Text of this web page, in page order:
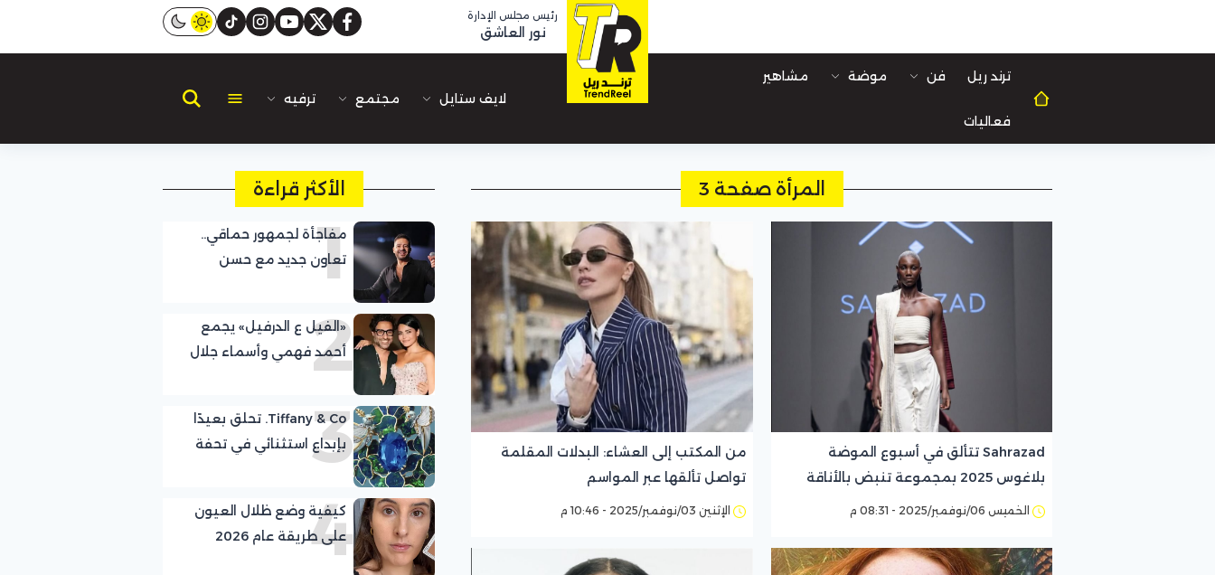
رئيس مجلس الإدارة
نور العاشق facebook
twitter
youtube
instagram
tiktok
ترند ريل فن موضة مشاهير
فعاليات
لايف ستايل مجتمع ترفيه
المرأة صفحة 3
Sahrazad تتألق في أسبوع الموضة
بلاغوس 2025 بمجموعة تنبض بالأناقة
والأنوثة الراقية
الخميس 06/نوفمبر/2025 - 08:31 م
من المكتب إلى العشاء: البدلات المقلمة
تواصل تألقها عبر المواسم
الإثنين 03/نوفمبر/2025 - 10:46 م
الأكثر قراءة
1
مفاجأة لجمهور حماقي..
تعاون جديد مع حسن
2
«الفيل ع الدرفيل» يجمع
أحمد فهمي وأسماء جلال
3
Tiffany & Co. تحلق بعيدًا
بإبداع استثنائي في تحفة
4
كيفية وضع ظلال العيون
على طريقة عام 2026